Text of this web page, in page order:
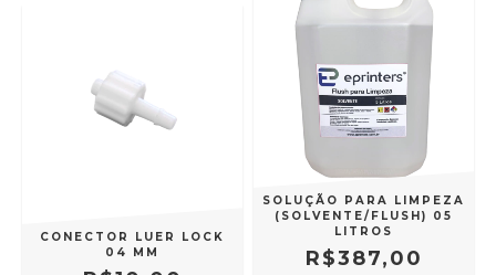
CONECTOR LUER LOCK
04 MM
SOLUÇÃO PARA LIMPEZA
(SOLVENTE/FLUSH) 05
LITROS
R$387,00